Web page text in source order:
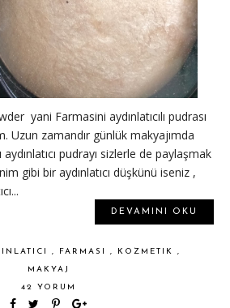
yani Farmasini aydınlatıcılı pudrası
Uzun zamandır günlük makyajımda
pudrayı sizlerle de paylaşmak
gibi bir aydınlatıcı düşkünü iseniz ,
DEVAMINI OKU
, FARMASI , KOZMETIK ,
MAKYAJ
42 YORUM